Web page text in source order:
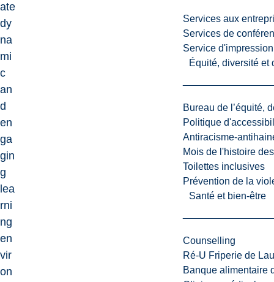
Services aux
Services de
Service d'impression
Équité, diversité et
Bureau de l’équité,
Politique
Antiracisme-
Mois de l'histoire
Toilettes inclusives
Prévention de la
Santé et bien-être
Counselling
Ré-U Friperie de
Banque alimentaire
ate
dy
na
mi
c
an
d
en
ga
gin
g
lea
rni
ng
en
vir
on